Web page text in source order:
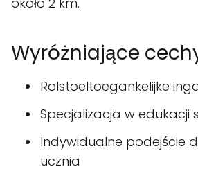
Wyróżniające
Rolstoeltoegankelijke
Specjalizacja w edukacji
Indywidualne podejście
ucznia